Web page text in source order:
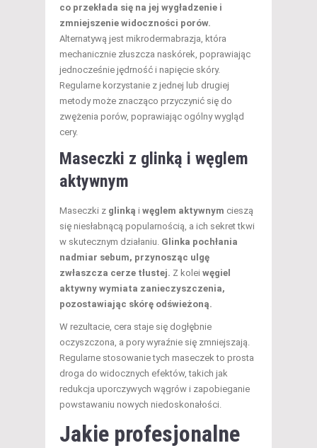
co przekłada się na jej wygładzenie i
zmniejszenie widoczności porów.
Alternatywą jest mikrodermabrazja, która
mechanicznie złuszcza naskórek, poprawiając
jednocześnie jędrność i napięcie skóry.
Regularne korzystanie z jednej lub drugiej
metody może znacząco przyczynić się do
zwężenia porów, poprawiając ogólny wygląd
cery.
Maseczki z glinką i węglem
aktywnym
Maseczki z glinką i węglem aktywnym cieszą
się niesłabnącą popularnością, a ich sekret tkwi
w skutecznym działaniu. Glinka pochłania
nadmiar sebum, przynosząc ulgę
zwłaszcza cerze tłustej. Z kolei węgiel
aktywny wymiata zanieczyszczenia,
pozostawiając skórę odświeżoną.
W rezultacie, cera staje się dogłębnie
oczyszczona, a pory wyraźnie się zmniejszają.
Regularne stosowanie tych maseczek to prosta
droga do widocznych efektów, takich jak
redukcja uporczywych wągrów i zapobieganie
powstawaniu nowych niedoskonałości.
Jakie profesjonalne